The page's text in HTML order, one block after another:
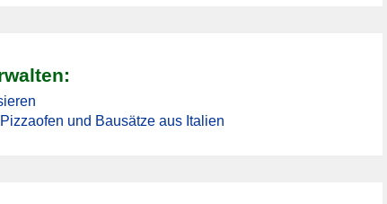
und Bausätze aus Italien